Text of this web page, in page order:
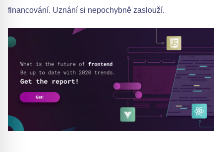
financování. Uznání si nepochybně zaslouží.